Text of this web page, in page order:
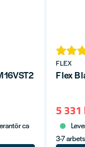
1600W
ca
FLEX
Flex
5
3-7